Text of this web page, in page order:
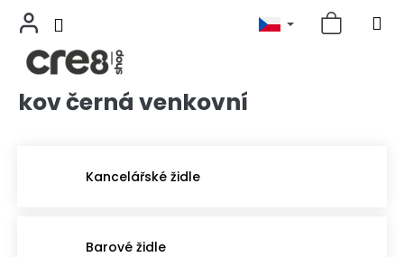
Přejítkov černá venkovní
Kancelářské židle
Barové židle